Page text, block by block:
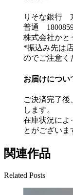
りそな銀行
普通
株式会社かと
*振込み先は
のでご注意く
お届けについ
ご決済完了後
します。
在庫状況によ
とがござい
関連作品
Related Posts